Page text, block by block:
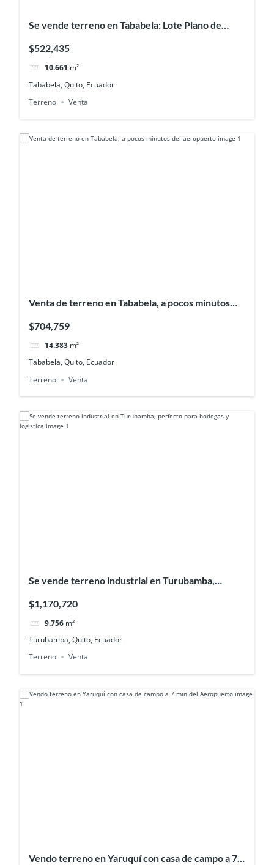
Se vende terreno en Tababela: Lote Plano de
$522,435
10.661 m²
Tababela, Quito, Ecuador
Terreno
Venta
Venta de terreno en Tababela, a pocos minutos
$704,759
14.383 m²
Tababela, Quito, Ecuador
Terreno
Venta
Se vende terreno industrial en Turubamba,
$1,170,720
9.756 m²
Turubamba, Quito, Ecuador
Terreno
Venta
Vendo terreno en Yaruquí con casa de campo a 7